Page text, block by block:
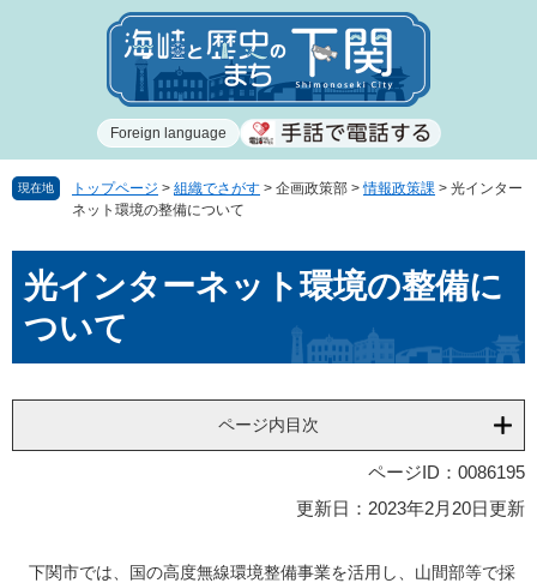
で
ば
Foreign language
現在地 トップページ > 組織でさがす > 企画政策部 >情報政策課 > 光インター
ネット環境の整備について
文光インターネット環境の整備に
ついて
ページ内目次
ページID：0086195
更新日：2023年2月20日更新
下関市では、国の高度無線環境整備事業を活用し、山間部等で採